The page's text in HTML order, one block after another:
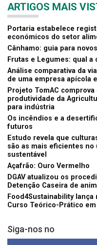
ARTIGOS MAIS
Portaria estabelece
económicos do setor
Cânhamo: guia para
Frutas e Legumes: qual a
Análise comparativa da
de uma empresa apícola
Projeto TomAC
produtividade da
para indústria
Os incêndios e a
futuros
Estudo revela que
são as mais eficientes
sustentável
Açafrão: Ouro Vermelho
DGAV atualizou os
Detenção Caseira de
Food4Sustainability
Curso Teórico-Prático
Siga-nos no